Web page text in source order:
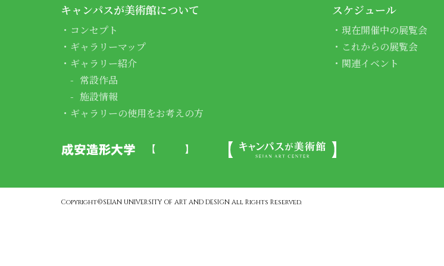
キャンパスが美術館について
コンセプト
ギャラリーマップ
ギャラリー紹介
常設作品
施設情報
ギャラリーの使用をお考えの方
スケジュール
現在開催中の展覧会
これからの展覧会
関連イベント
Copyright©SEIAN UNIVERSITY OF ART AND DESIGN All Rights Reserved.